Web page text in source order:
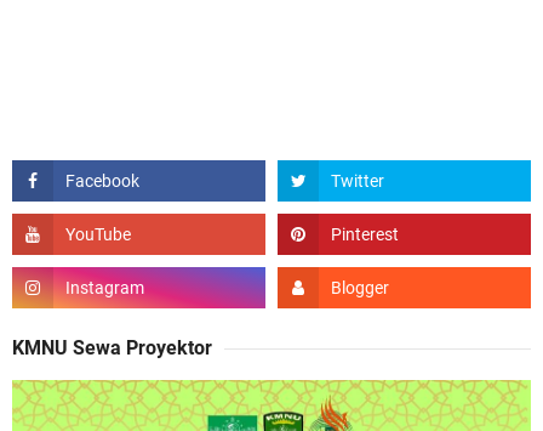
KMNU Sewa Proyektor